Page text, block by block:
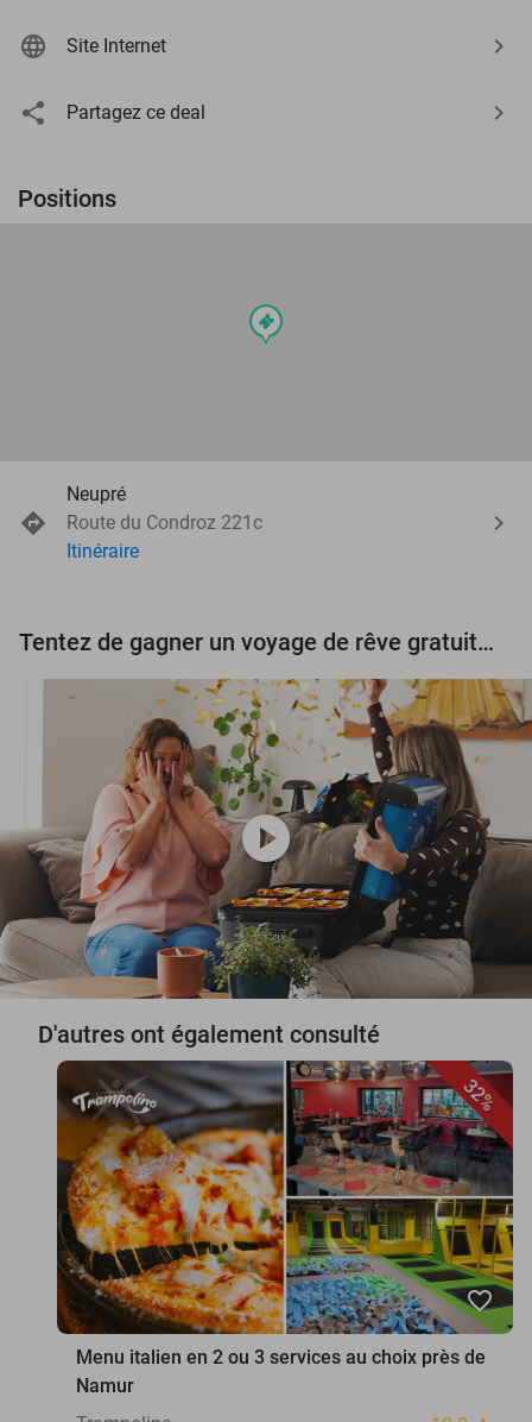
Site Internet
Partagez ce deal
Positions
events
Neupré
Route du Condroz 221c
Itinéraire
Tentez de gagner un voyage de rêve gratuit d'une valeur de 3.000 € !
play_circle
D'autres ont également consulté
32%
favorite_border
Menu italien en 2 ou 3 services au choix près de
Namur